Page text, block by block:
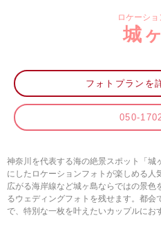
ロケーシ
城
フォトプランを
050-
神奈川を代表する海の絶景スポット「城
にしたロケーションフォトが楽しめる人
広がる海岸線など城ヶ島ならではの景
るウェディングフォトを残せます。都会
で、特別な一枚を叶えたいカップルにお